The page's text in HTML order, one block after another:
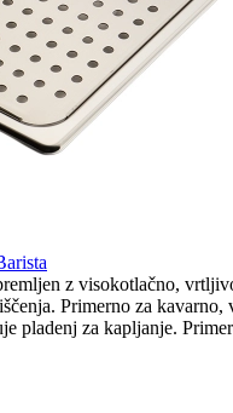
z visokotlačno,
Primerno za kavarno,
pladenj za kapljanje.